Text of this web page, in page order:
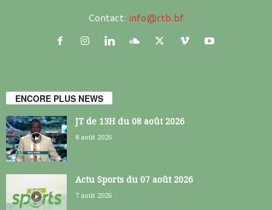
Contact: info@rtb.bf
ENCORE PLUS NEWS
JT de 13H du 08 août 2026
8 août 2026
Actu Sports du 07 août 2026
7 août 2026